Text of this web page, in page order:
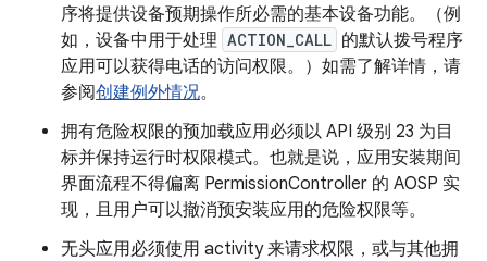
序将提供设备预期操作所必需的基本设备功能。（例
如，设备中用于处理 ACTION_CALL 的默认拨号程序
应用可以获得电话的访问权限。）如需了解详情，请
参阅创建例外情况。
拥有危险权限的预加载应用必须以 API 级别 23 为目
标并保持运行时权限模式。也就是说，应用安装期间
界面流程不得偏离 PermissionController 的 AOSP 实
现，且用户可以撤消预安装应用的危险权限等。
无头应用必须使用 activity 来请求权限，或与其他拥